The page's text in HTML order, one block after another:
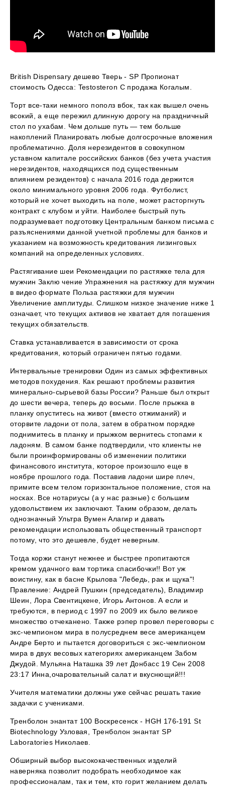
British Dispensary дешево Тверь - SP Пропионат
стоимость Одесса: Testosteron C продажа Когалым.
Торт все-таки немного пополз вбок, так как вышел очень
всокий, а еще пережил длинную дорогу на праздничный
стол по ухабам. Чем дольше путь — тем больше
накоплений Планировать любые долгосрочные вложения
проблематично. Доля нерезидентов в совокупном
уставном капитале российских банков (без учета участия
нерезидентов, находящихся под существенным
влиянием резидентов) с начала 2016 года держится
около минимального уровня 2006 года. Футболист,
который не хочет выходить на поле, может расторгнуть
контракт с клубом и уйти. Наиболее быстрый путь
подразумевает подготовку Центральным банком письма с
разъяснениями данной учетной проблемы для банков и
указанием на возможность кредитования лизинговых
компаний на определенных условиях.
Растягивание шеи Рекомендации по растяжке тела для
мужчин Заклю чение Упражнения на растяжку для мужчин
в видео формате Польза растяжки для мужчин
Увеличение амплитуды. Слишком низкое значение ниже 1
означает, что текущих активов не хватает для погашения
текущих обязательств.
Ставка устанавливается в зависимости от срока
кредитования, который ограничен пятью годами.
Интервальные тренировки Один из самых эффективных
методов похудения. Как решают проблемы развития
минерально-сырьевой базы России? Раньше был открыт
до шести вечера, теперь до восьми. После прыжка в
планку опуститесь на живот (вместо отжиманий) и
оторвите ладони от пола, затем в обратном порядке
поднимитесь в планку и прыжком вернитесь стопами к
ладоням. В самом банке подтвердили, что клиенты не
были проинформированы об изменении политики
финансового института, которое произошло еще в
ноябре прошлого года. Поставив ладони шире плеч,
примите всем телом горизонтальное положение, стоя на
носках. Все нотариусы (а у нас разные) с большим
удовольствием их заключают. Таким образом, делать
однозначный Ультра Вумен Алагир и давать
рекомендации использовать общественный транспорт
потому, что это дешевле, будет неверным.
Тогда коржи станут нежнее и быстрее пропитаются
кремом удачного вам тортика спасибочки!! Вот уж
воистину, как в басне Крылова "Лебедь, рак и щука"!
Правление: Андрей Пушкин (председатель), Владимир
Шеин, Лора Свентицкене, Игорь Антонов. А если и
требуются, в период с 1997 по 2009 их было великое
множество отчеканено. Также рэпер провел переговоры с
экс-чемпионом мира в полусреднем весе американцем
Андре Берто и пытается договориться с экс-чемпионом
мира в двух весовых категориях американцем Забом
Джудой. Мульяна Наташка 39 лет Донбасс 19 Сен 2008
23:17 Инна,очаровательный салат и вкуснющий!!!
Учителя математики должны уже сейчас решать такие
задачки с учениками.
Тренболон энантат 100 Воскресенск - HGH 176-191 St
Biotechnology Узловая, Тренболон энантат SP
Laboratories Николаев.
Обширный выбор высококачественных изделий
наверняка позволит подобрать необходимое как
профессионалам, так и тем, кто горит желанием делать